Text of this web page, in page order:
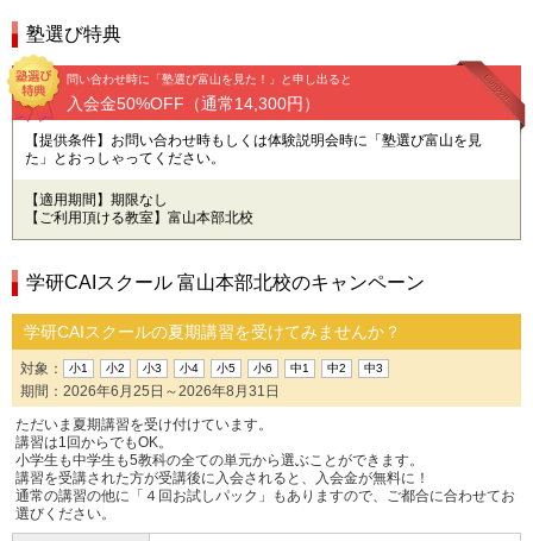
塾選び特典
問い合わせ時に「塾選び富山を見た！」と申し出ると
入会金50%OFF（通常14,300円）
【提供条件】お問い合わせ時もしくは体験説明会時に「塾選び富山を見
た」とおっしゃってください。
【適用期間】期限なし
【ご利用頂ける教室】富山本部北校
学研CAIスクール 富山本部北校のキャンペーン
学研CAIスクールの夏期講習を受けてみませんか？
対象： 小1 小2 小3 小4 小5 小6 中1 中2 中3
期間：2026年6月25日～2026年8月31日
ただいま夏期講習を受け付けています。
講習は1回からでもOK。
小学生も中学生も5教科の全ての単元から選ぶことができます。
講習を受講された方が受講後に入会されると、入会金が無料に！
通常の講習の他に「４回お試しパック」もありますので、ご都合に合わせてお
選びください。